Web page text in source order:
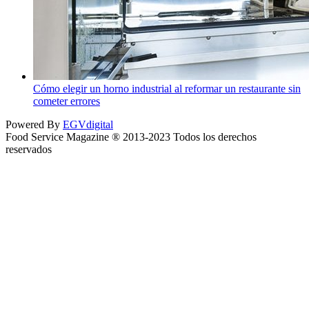
Cómo elegir un horno industrial al reformar un restaurante sin
cometer errores
Powered By EGVdigital
Food Service Magazine ® 2013-2023 Todos los derechos
reservados